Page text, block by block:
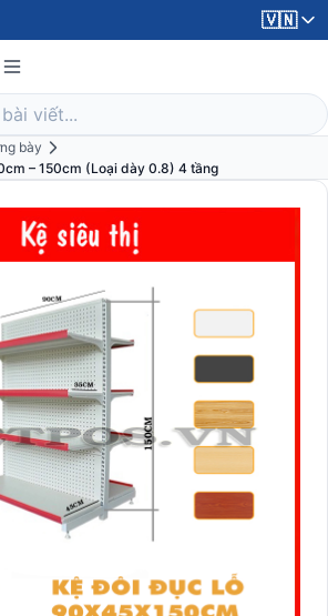
🇻🇳
bày
– 150cm (Loại dày 0.8) 4 tầng